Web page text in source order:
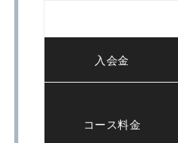
入会金
コース料金